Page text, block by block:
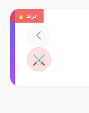
ترند 🔥
⚔️